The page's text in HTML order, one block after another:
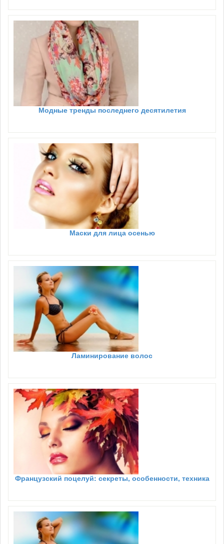
Модные тренды последнего десятилетия
Маски для лица осенью
Ламинирование волос
Французский поцелуй: секреты, особенности, техника